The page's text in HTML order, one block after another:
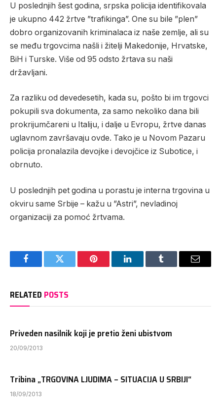
U poslednjih šest godina, srpska policija identifikovala
je ukupno 442 žrtve ”trafikinga”. One su bile ”plen”
dobro organizovanih kriminalaca iz naše zemlje, ali su
se među trgovcima našli i žitelji Makedonije, Hrvatske,
BiH i Turske. Više od 95 odsto žrtava su naši
državljani.
Za razliku od devedesetih, kada su, pošto bi im trgovci
pokupili sva dokumenta, za samo nekoliko dana bili
prokrijumčareni u Italiju, i dalje u Evropu, žrtve danas
uglavnom završavaju ovde. Tako je u Novom Pazaru
policija pronalazila devojke i devojčice iz Subotice, i
obrnuto.
U poslednjih pet godina u porastu je interna trgovina u
okviru same Srbije – kažu u ”Astri”, nevladinoj
organizaciji za pomoć žrtvama.
FacebookTwitter Pinterest LinkedInTumblr Email
RELATED POSTS
Priveden nasilnik koji je pretio ženi ubistvom
20/09/2013
Tribina „TRGOVINA LJUDIMA – SITUACIJA U SRBIJI“
18/09/2013